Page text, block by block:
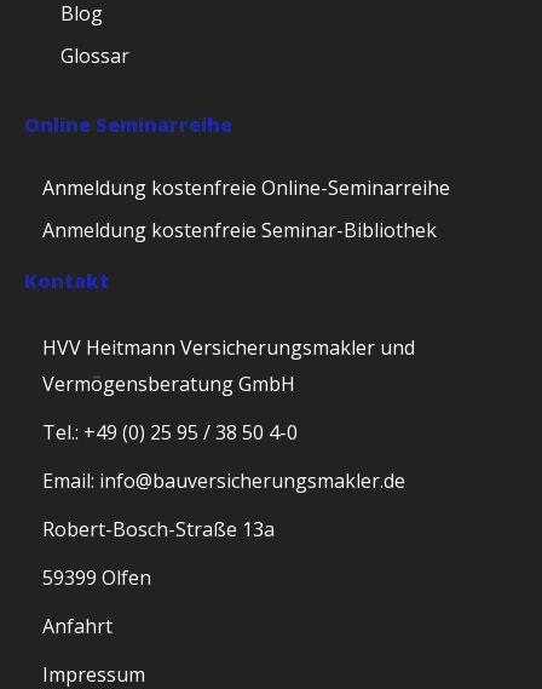
Blog
Glossar
Online Seminarreihe
Anmeldung kostenfreie Online-Seminarreihe
Anmeldung kostenfreie Seminar-Bibliothek
Kontakt
HVV Heitmann Versicherungsmakler und
Vermögensberatung GmbH
Tel.: +49 (0) 25 95 / 38 50 4-0
Email: info@bauversicherungsmakler.de
Robert-Bosch-Straße 13a
59399 Olfen
Anfahrt
Impressum